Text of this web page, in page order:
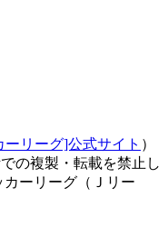
ーリーグ]公式サイト ）
の複製・転載を禁止し
ーリーグ（Ｊリー